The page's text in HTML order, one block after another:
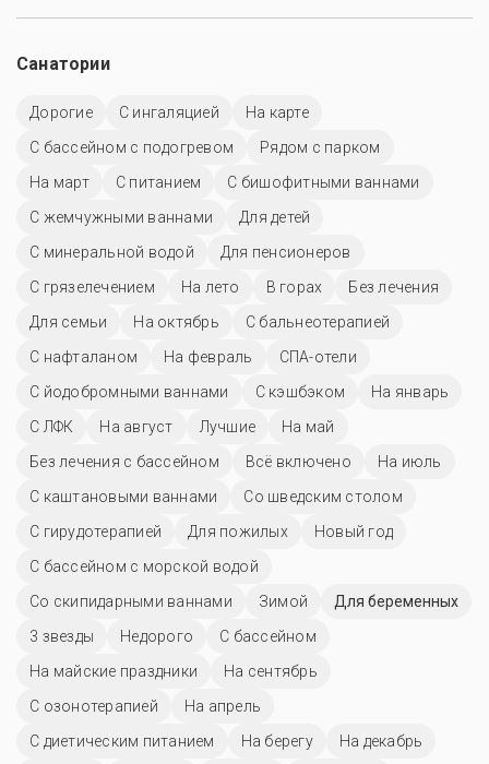
Санатории
Дорогие С ингаляцией
На карте
С бассейном с подогревом
Рядом с парком
На март
С питанием
С бишофитными ваннами
С жемчужными ваннами
Для детей
С минеральной водой
Для пенсионеров
С грязелечением
На лето В горах
Без лечения
Для семьи
На октябрь
С бальнеотерапией
С нафталаном
На февраль
СПА-отели
С йодобромными ваннами
С кэшбэком
На январь
С ЛФК
На август Лучшие
На май
Без лечения с бассейном
Всё включено
На июль
С каштановыми ваннами
Со шведским столом
С гирудотерапией
Для пожилых
Новый год
С бассейном с морской водой
Со скипидарными ваннами
Зимой
Для беременных
3 звезды
Недорого
C бассейном
На майские праздники
На сентябрь
С озонотерапией
На апрель
С диетическим питанием
На берегу
На декабрь